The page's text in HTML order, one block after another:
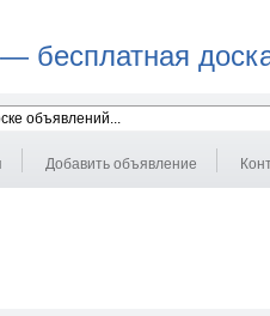
бесплатная
Добавить объявление